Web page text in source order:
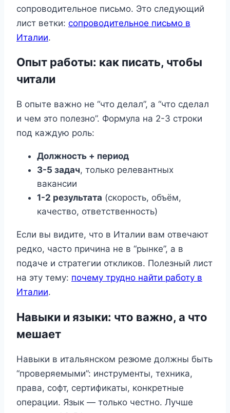
сопроводительное письмо. Это следующий
лист ветки: сопроводительное письмо в
Италии.
Опыт работы: как писать, чтобы
читали
В опыте важно не “что делал”, а “что сделал
и чем это полезно”. Формула на 2-3 строки
под каждую роль:
Должность + период
3-5 задач, только релевантных
вакансии
1-2 результата (скорость, объём,
качество, ответственность)
Если вы видите, что в Италии вам отвечают
редко, часто причина не в “рынке”, а в
подаче и стратегии откликов. Полезный лист
на эту тему: почему трудно найти работу в
Италии.
Навыки и языки: что важно, а что
мешает
Навыки в итальянском резюме должны быть
“проверяемыми”: инструменты, техника,
права, софт, сертификаты, конкретные
операции. Язык — только честно. Лучше